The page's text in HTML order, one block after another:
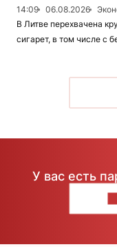
14:09
06.08.2026
В Литве перехвачена
сигарет, в том числе с
У вас есть